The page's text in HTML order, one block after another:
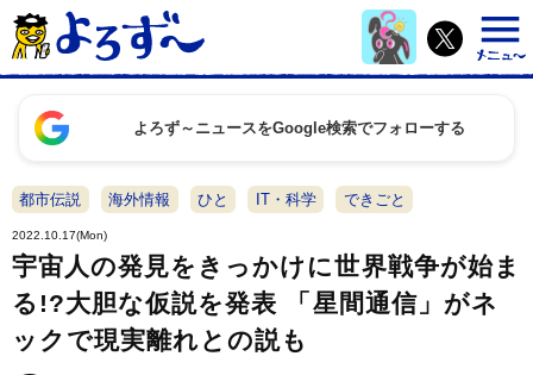
よろず～ニュースをGoogle検索でフォローする
都市伝説 海外情報 ひと IT・科学 できごと
2022.10.17(Mon)
宇宙人の発見をきっかけに世界戦争が始ま
る!?大胆な仮説を発表 「星間通信」がネ
ックで現実離れとの説も